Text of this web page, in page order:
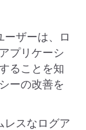
ーザーは、ロ
プリケーシ
ることを知
ーの改善を
レスなログア